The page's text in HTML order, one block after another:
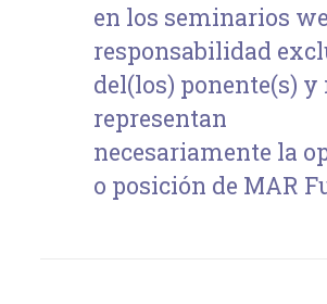
en los seminarios
responsabilidad
del(los) ponente(s) y
representan
necesariamente la
o posición de MAR